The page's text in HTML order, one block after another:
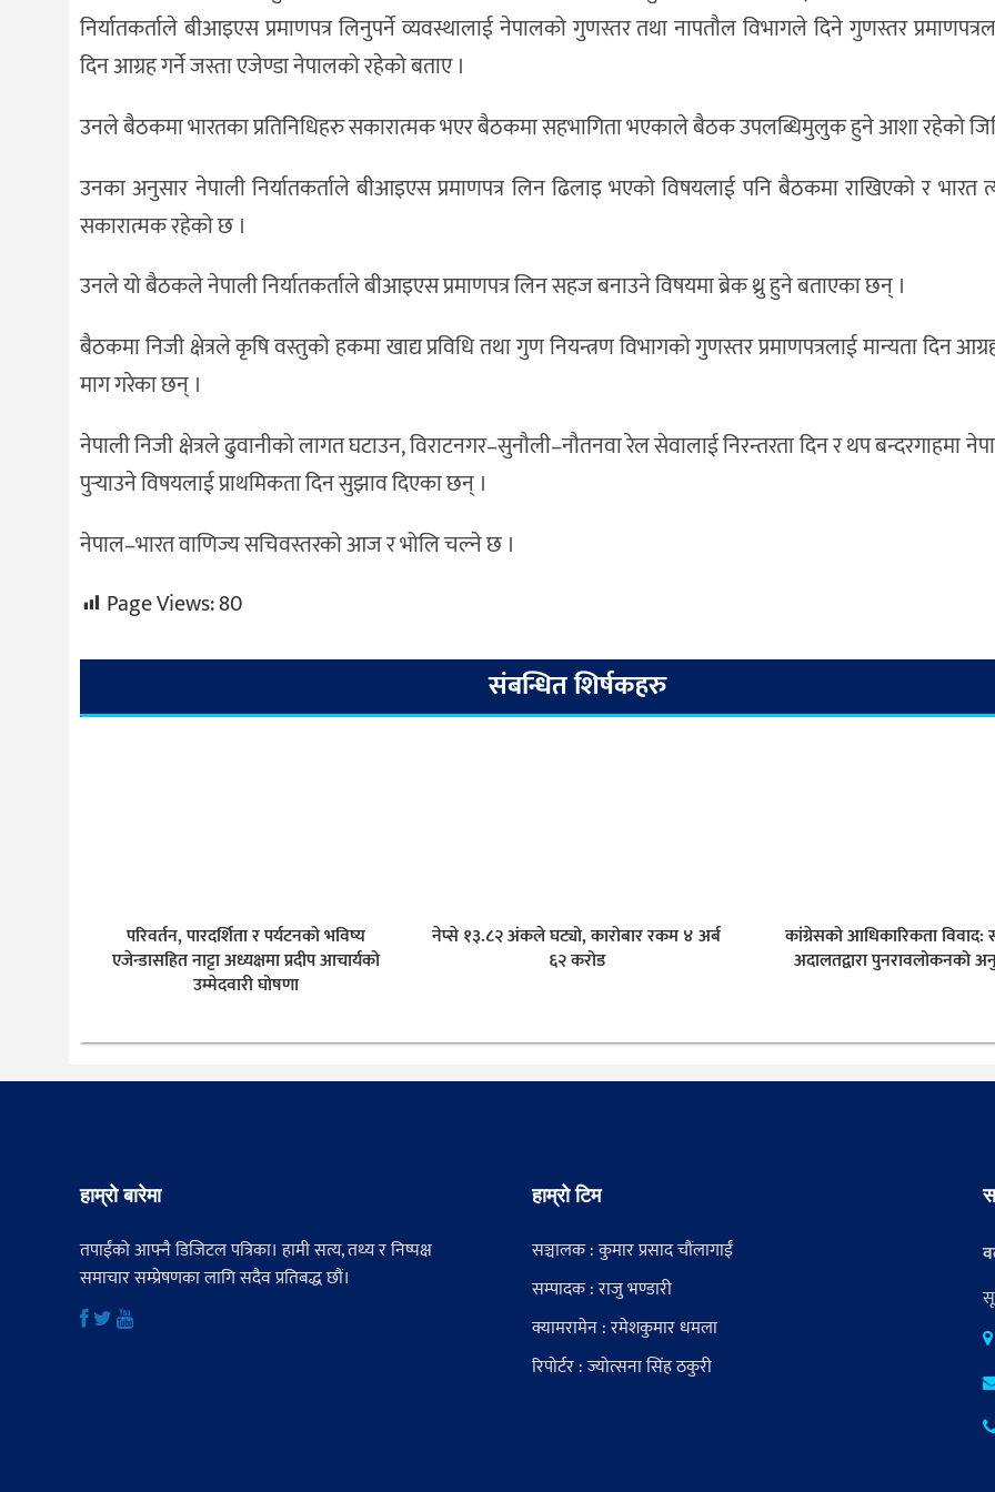
निर्यातकर्ताले बीआइएस प्रमाणपत्र लिनुपर्ने व्यवस्थालाई नेपालको गुणस्तर तथा नापतौल विभागले दिने गुणस्तर
दिन आग्रह गर्ने जस्ता एजेण्डा नेपालको रहेको बताए ।
उनले बैठकमा भारतका प्रतिनिधिहरु सकारात्मक भएर बैठकमा सहभागिता भएकाले बैठक उपलब्धिमुलुक हुने आशा रहेको
उनका अनुसार नेपाली निर्यातकर्ताले बीआइएस प्रमाणपत्र लिन ढिलाइ भएको विषयलाई पनि बैठकमा राखिएको र भारत
सकारात्मक रहेको छ ।
उनले यो बैठकले नेपाली निर्यातकर्ताले बीआइएस प्रमाणपत्र लिन सहज बनाउने विषयमा ब्रेक थ्रु हुने बताएका छन् ।
बैठकमा निजी क्षेत्रले कृषि वस्तुको हकमा खाद्य प्रविधि तथा गुण नियन्त्रण विभागको गुणस्तर प्रमाणपत्रलाई मान्यता दिन
माग गरेका छन् ।
नेपाली निजी क्षेत्रले ढुवानीको लागत घटाउन, विराटनगर–सुनौली–नौतनवा रेल सेवालाई निरन्तरता दिन र थप बन्दरगाहमा
पुर्‍याउने विषयलाई प्राथमिकता दिन सुझाव दिएका छन् ।
नेपाल–भारत वाणिज्य सचिवस्तरको आज र भोलि चल्ने छ ।
Page Views:80
संबन्धित शिर्षकहरु
परिवर्तन, पारदर्शिता र पर्यटनको भविष्य
एजेन्डासहित नाट्टा अध्यक्षमा प्रदीप आचार्यको
उम्मेदवारी घोषणा
नेप्से १३.८२ अंकले घट्यो, कारोबार रकम ४ अर्ब
६२ करोड
कांग्रेसको आधिकारिकता विवाद:
अदालतद्वारा पुनरावलोकनको
हाम्रो बारेमा
तपाईंको आफ्नै डिजिटल पत्रिका। हामी सत्य, तथ्य र निष्पक्ष
समाचार सम्प्रेषणका लागि सदैव प्रतिबद्ध छौं।
हाम्रो टिम
सञ्चालक : कुमार प्रसाद चौंलागाईं
सम्पादक : राजु भण्डारी
क्यामरामेन : रमेशकुमार धमला
रिपोर्टर : ज्योत्सना सिंह ठकुरी